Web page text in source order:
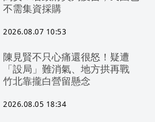
不需集資採購
2026.08.07 10:53
陳見賢不只心痛還很怒！疑遭
「設局」難消氣、地方拱再戰
竹北靠攏白營留懸念
2026.08.05 18:34